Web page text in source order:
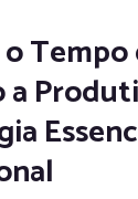
Tempo